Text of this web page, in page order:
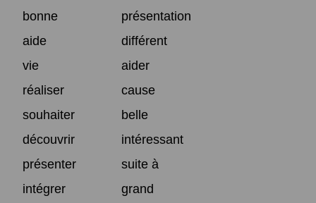
bonne
présentation
aide
différent
vie
aider
réaliser
cause
souhaiter
belle
découvrir
intéressant
présenter
suite à
intégrer
grand